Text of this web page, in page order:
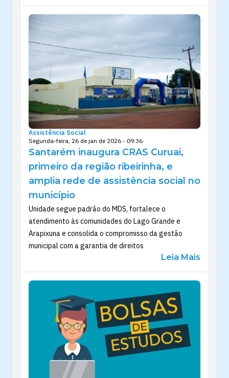
Assistência Social
Segunda-feira, 26 de jan de 2026 - 09:36
Santarém inaugura CRAS Curuai,
primeiro da região ribeirinha, e
amplia rede de assistência social no
município
Unidade segue padrão do MDS, fortalece o
atendimento às comunidades do Lago Grande e
Arapixuna e consolida o compromisso da gestão
municipal com a garantia de direitos
Leia Mais